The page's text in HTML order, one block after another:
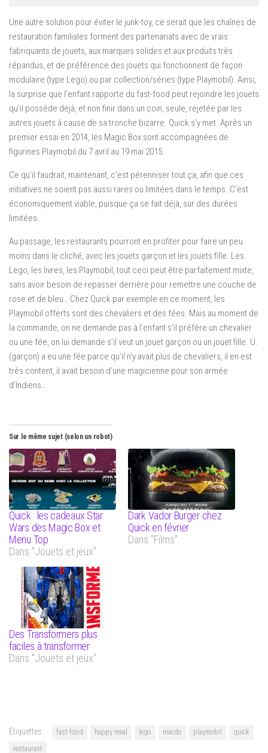
Une autre solution pour éviter le junk-toy, ce serait que les chaînes de
restauration familiales forment des partenariats avec de vrais
fabriquants de jouets, aux marques solides et aux produits très
répandus, et de préférence des jouets qui fonctionnent de façon
modulaire (type Lego) ou par collection/séries (type Playmobil). Ainsi,
la surprise que l’enfant rapporte du fast-food peut rejoindre les jouets
qu’il possède déjà, et non finir dans un coin, seule, rejetée par les
autres jouets à cause de sa tronche bizarre. Quick s’y met. Après un
premier essai en 2014, les Magic Box sont accompagnées de
figurines Playmobil du 7 avril au 19 mai 2015.
Ce qu’il faudrait, maintenant, c’est pérenniser tout ça, afin que ces
initiatives ne soient pas aussi rares ou limitées dans le temps. C’est
économiquement viable, puisque ça se fait déjà, sur des durées
limitées.
Au passage, les restaurants pourront en profiter pour faire un peu
moins dans le cliché, avec les jouets garçon et les jouets fille. Les
Lego, les livres, les Playmobil, tout ceci peut être parfaitement mixte,
sans avoir besoin de repasser derrière pour remettre une couche de
rose et de bleu… Chez Quick par exemple en ce moment, les
Playmobil offerts sont des chevaliers et des fées. Mais au moment de
la commande, on ne demande pas à l’enfant s’il préfère un chevalier
ou une fée, on lui demande s’il veut un jouet garçon ou un jouet fille. U.
(garçon) a eu une fée parce qu’il n’y avait plus de chevaliers, il en est
très content, il avait besoin d’une magicienne pour son armée
d’Indiens…
Sur le même sujet (selon un robot)
Quick : les cadeaux Star
Wars des Magic Box et
Menu Top
Dans "Jouets et jeux"
Dark Vador Burger chez
Quick en février
Dans "Films"
Des Transformers plus
faciles à transformer
Dans "Jouets et jeux"
Étiquettes : fast-food happy meal lego macdo playmobil
quick
restaurant